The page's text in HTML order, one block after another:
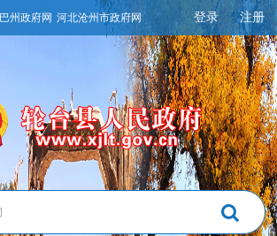
巴州政府网 河北沧州市政府网 登录 注册